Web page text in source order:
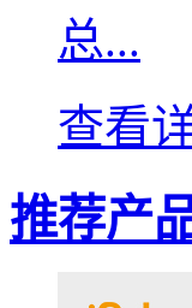
总...
查看
推荐产